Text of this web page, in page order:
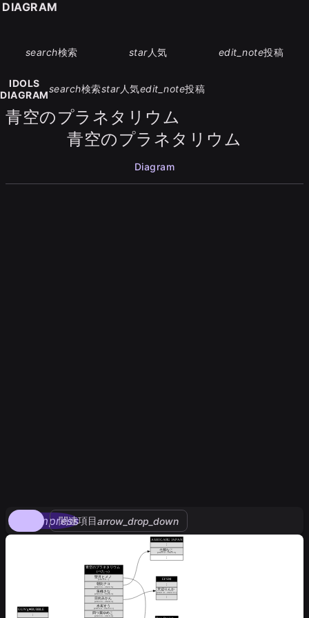
search検索 star人気 edit_note投稿
IDOLS
DIAGRAM
search検索star人気edit_note投稿
青空のプラネタリウム
青空のプラネタリウム
Diagram
compress
関連項目arrow_drop_down